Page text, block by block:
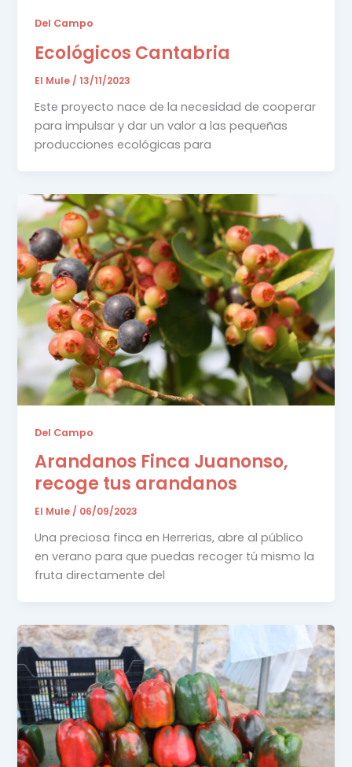
Del Campo
Ecológicos Cantabria
El Mule /13/11/2023
Este proyecto nace de la necesidad de cooperar
para impulsar y dar un valor a las pequeñas
producciones ecológicas para
Del Campo
Arandanos Finca Juanonso,
recoge tus arandanos
El Mule/ 06/09/2023
Una preciosa finca en Herrerias, abre al público
en verano para que puedas recoger tú mismo la
fruta directamente del